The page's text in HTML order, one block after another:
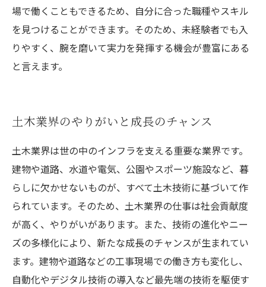
場で働くこともできるため、自分に合った職種やスキル
を見つけることができます。そのため、未経験者でも入
りやすく、腕を磨いて実力を発揮する機会が豊富にある
と言えます。
土木業界のやりがいと成長のチャンス
土木業界は世の中のインフラを支える重要な業界です。
建物や道路、水道や電気、公園やスポーツ施設など、暮
らしに欠かせないものが、すべて土木技術に基づいて作
られています。そのため、土木業界の仕事は社会貢献度
が高く、やりがいがあります。また、技術の進化やニー
ズの多様化により、新たな成長のチャンスが生まれてい
ます。建物や道路などの工事現場での働き方も変化し、
自動化やデジタル技術の導入など最先端の技術を駆使す